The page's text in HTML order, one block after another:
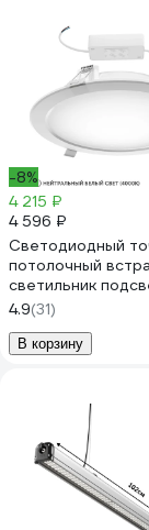
-8%
4 215 ₽
4 596 ₽
Светодиодный
потолочный
светильник
Geniled Сейлинг,
белый свет,
90Ra, IP54, для
10061_4000
4.9(31)
В корзину